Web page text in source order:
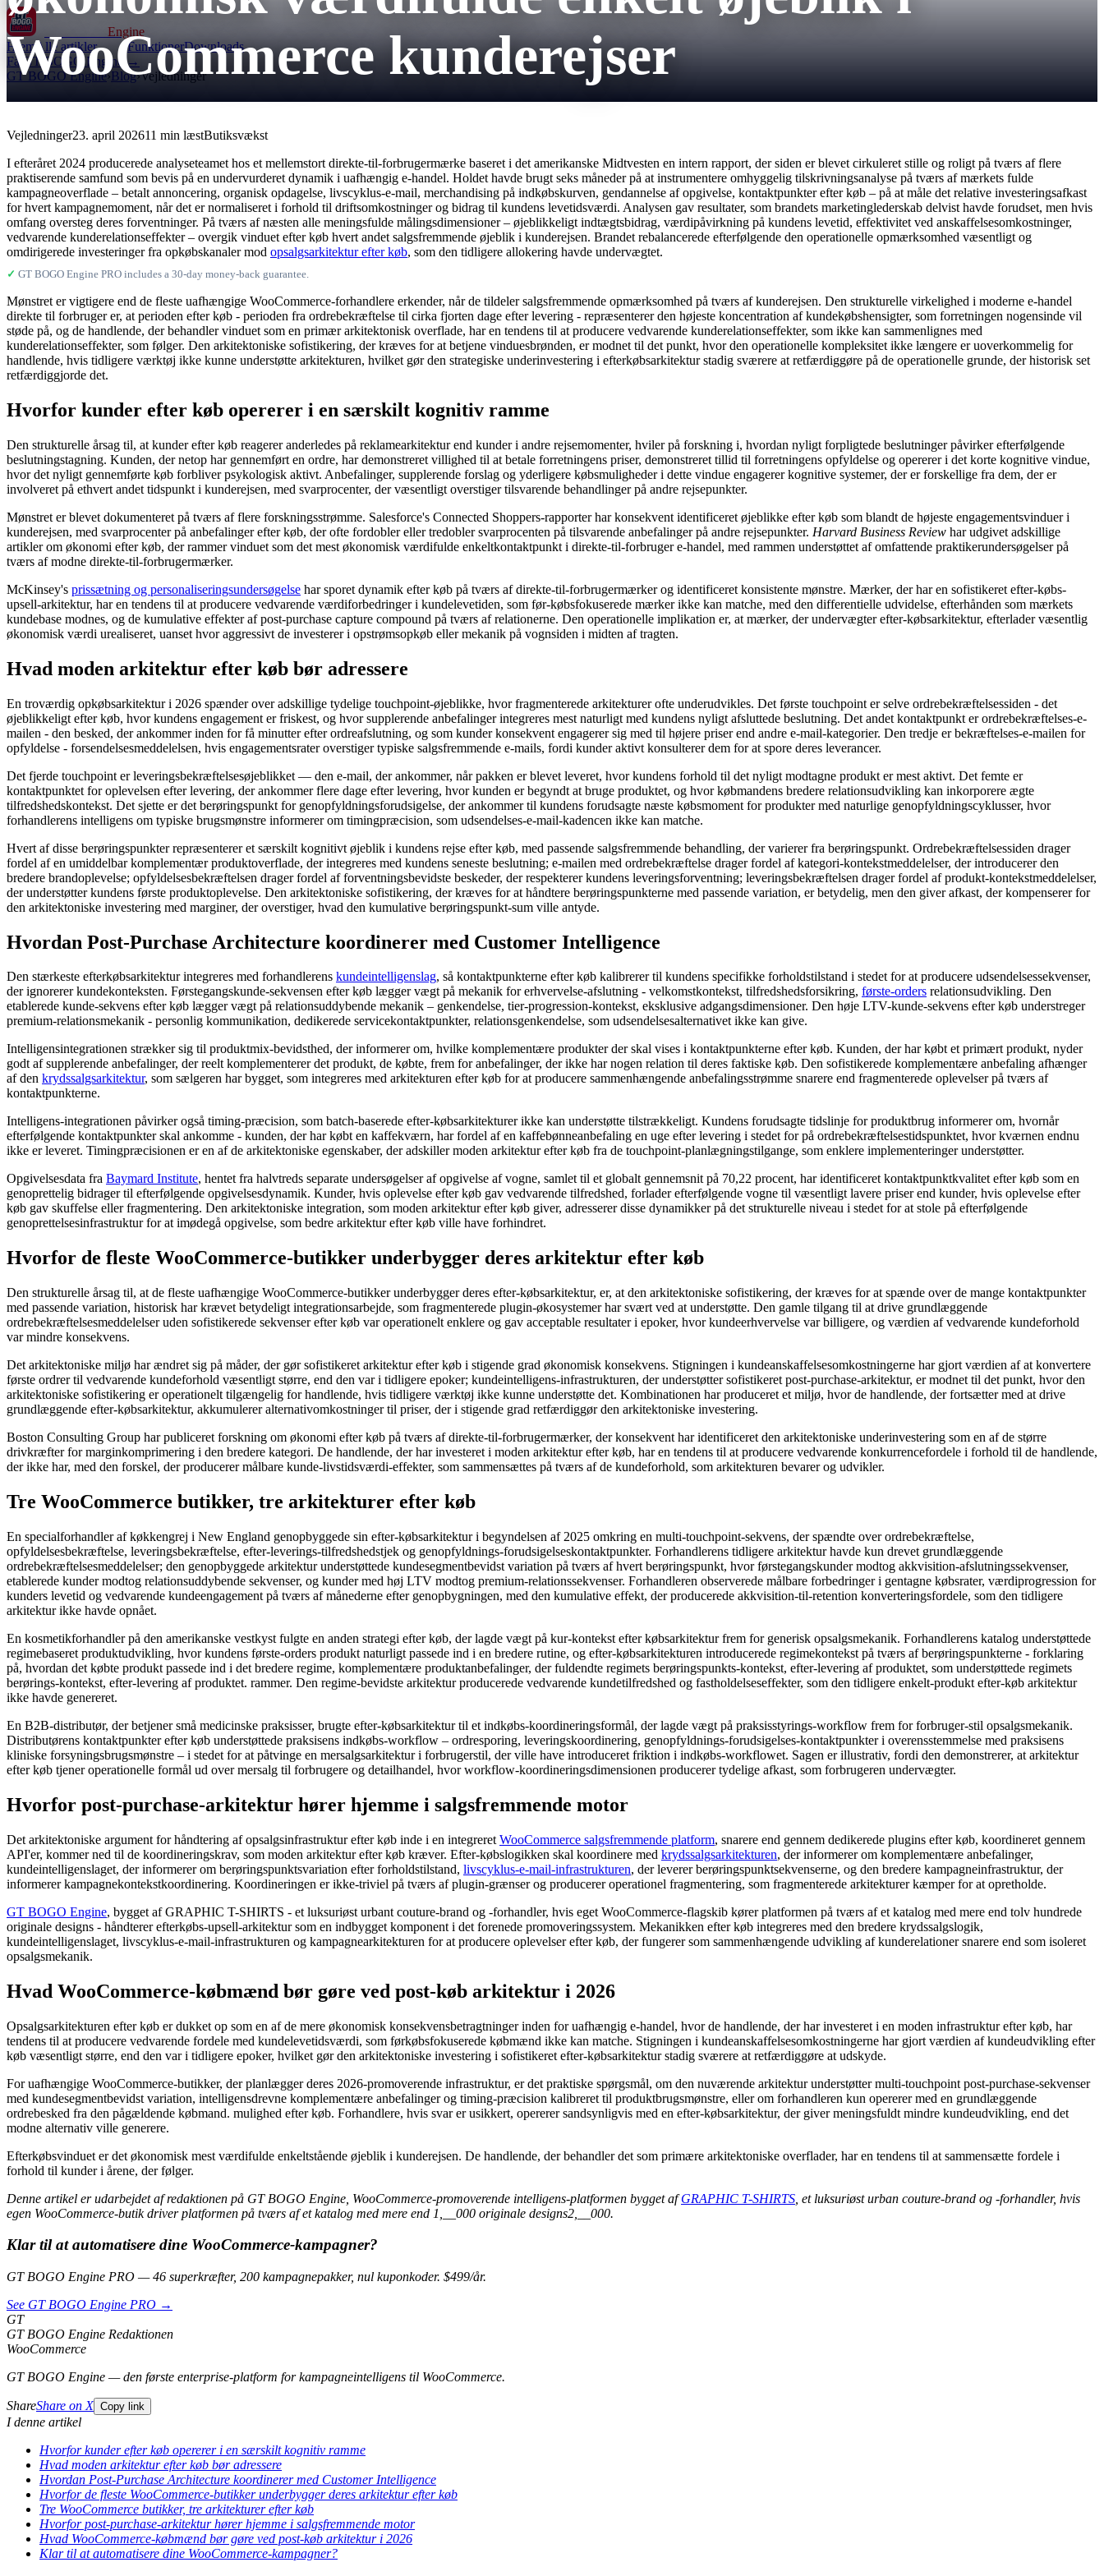
Engine
Hjem Alle artikler FunktionerDownloads
Få GT BOGO Engine →
GT BOGO Engine›Blog›Vejledninger
WooCommerce kunderejser
Vejledninger23. april 202611 min læstButiksvækst
I efteråret 2024 producerede analyseteamet hos et mellemstort direkte-til-forbrugermærke baseret i det amerikanske Midtvesten en intern rapport, der siden er blevet cirkuleret stille og roligt på tværs af flere
praktiserende samfund som bevis på en undervurderet dynamik i uafhængig e-handel. Holdet havde brugt seks måneder på at instrumentere omhyggelig tilskrivningsanalyse på tværs af mærkets fulde
kampagneoverflade – betalt annoncering, organisk opdagelse, livscyklus-e-mail, merchandising på indkøbskurven, gendannelse af opgivelse, kontaktpunkter efter køb – på at måle det relative investeringsafkast
for hvert kampagnemoment, når det er normaliseret i forhold til driftsomkostninger og bidrag til kundens levetidsværdi. Analysen gav resultater, som brandets marketinglederskab delvist havde forudset, men hvis
omfang oversteg deres forventninger. På tværs af næsten alle meningsfulde målingsdimensioner – øjeblikkeligt indtægtsbidrag, værdipåvirkning på kundens levetid, effektivitet ved anskaffelsesomkostninger,
vedvarende kunderelationseffekter – overgik vinduet efter køb hvert andet salgsfremmende øjeblik i kunderejsen. Brandet rebalancerede efterfølgende den operationelle opmærksomhed væsentligt og
omdirigerede investeringer fra opkøbskanaler mod opsalgsarkitektur efter køb, som den tidligere allokering havde undervægtet.
✓ GT BOGO Engine PRO includes a 30-day money-back guarantee.
Mønstret er vigtigere end de fleste uafhængige WooCommerce-forhandlere erkender, når de tildeler salgsfremmende opmærksomhed på tværs af kunderejsen. Den strukturelle virkelighed i moderne e-handel
direkte til forbruger er, at perioden efter køb - perioden fra ordrebekræftelse til cirka fjorten dage efter levering - repræsenterer den højeste koncentration af kundekøbshensigter, som forretningen nogensinde vil
støde på, og de handlende, der behandler vinduet som en primær arkitektonisk overflade, har en tendens til at producere vedvarende kunderelationseffekter, som ikke kan sammenlignes med
kunderelationseffekter, som følger. Den arkitektoniske sofistikering, der kræves for at betjene vinduesbrønden, er modnet til det punkt, hvor den operationelle kompleksitet ikke længere er uoverkommelig for
handlende, hvis tidligere værktøj ikke kunne understøtte arkitekturen, hvilket gør den strategiske underinvestering i efterkøbsarkitektur stadig sværere at retfærdiggøre på de operationelle grunde, der historisk set
retfærdiggjorde det.
Hvorfor kunder efter køb opererer i en særskilt kognitiv ramme
Den strukturelle årsag til, at kunder efter køb reagerer anderledes på reklamearkitektur end kunder i andre rejsemomenter, hviler på forskning i, hvordan nyligt forpligtede beslutninger påvirker efterfølgende
beslutningstagning. Kunden, der netop har gennemført en ordre, har demonstreret villighed til at betale forretningens priser, demonstreret tillid til forretningens opfyldelse og opererer i det korte kognitive vindue,
hvor det nyligt gennemførte køb forbliver psykologisk aktivt. Anbefalinger, supplerende forslag og yderligere købsmuligheder i dette vindue engagerer kognitive systemer, der er forskellige fra dem, der er
involveret på ethvert andet tidspunkt i kunderejsen, med svarprocenter, der væsentligt overstiger tilsvarende behandlinger på andre rejsepunkter.
Mønstret er blevet dokumenteret på tværs af flere forskningsstrømme. Salesforce's Connected Shoppers-rapporter har konsekvent identificeret øjeblikke efter køb som blandt de højeste engagementsvinduer i
kunderejsen, med svarprocenter på anbefalinger efter køb, der ofte fordobler eller tredobler svarprocenten på tilsvarende anbefalinger på andre rejsepunkter. Harvard Business Review har udgivet adskillige
artikler om økonomi efter køb, der rammer vinduet som det mest økonomisk værdifulde enkeltkontaktpunkt i direkte-til-forbruger e-handel, med rammen understøttet af omfattende praktikerundersøgelser på
tværs af modne direkte-til-forbrugermærker.
McKinsey's prissætning og personaliseringsundersøgelse har sporet dynamik efter køb på tværs af direkte-til-forbrugermærker og identificeret konsistente mønstre. Mærker, der har en sofistikeret efter-købs-
upsell-arkitektur, har en tendens til at producere vedvarende værdiforbedringer i kundelevetiden, som før-købsfokuserede mærker ikke kan matche, med den differentielle udvidelse, efterhånden som mærkets
kundebase modnes, og de kumulative effekter af post-purchase capture compound på tværs af relationerne. Den operationelle implikation er, at mærker, der undervægter efter-købsarkitektur, efterlader væsentlig
økonomisk værdi urealiseret, uanset hvor aggressivt de investerer i opstrømsopkøb eller mekanik på vognsiden i midten af ​​tragten.
Hvad moden arkitektur efter køb bør adressere
En troværdig opkøbsarkitektur i 2026 spænder over adskillige tydelige touchpoint-øjeblikke, hvor fragmenterede arkitekturer ofte underudvikles. Det første touchpoint er selve ordrebekræftelsessiden - det
øjeblikkeligt efter køb, hvor kundens engagement er friskest, og hvor supplerende anbefalinger integreres mest naturligt med kundens nyligt afsluttede beslutning. Det andet kontaktpunkt er ordrebekræftelses-e-
mailen - den besked, der ankommer inden for få minutter efter ordreafslutning, og som kunder konsekvent engagerer sig med til højere priser end andre e-mail-kategorier. Den tredje er bekræftelses-e-mailen for
opfyldelse - forsendelsesmeddelelsen, hvis engagementsrater overstiger typiske salgsfremmende e-mails, fordi kunder aktivt konsulterer dem for at spore deres leverancer.
Det fjerde touchpoint er leveringsbekræftelsesøjeblikket — den e-mail, der ankommer, når pakken er blevet leveret, hvor kundens forhold til det nyligt modtagne produkt er mest aktivt. Det femte er
kontaktpunktet for oplevelsen efter levering, der ankommer flere dage efter levering, hvor kunden er begyndt at bruge produktet, og hvor købmandens bredere relationsudvikling kan inkorporere ægte
tilfredshedskontekst. Det sjette er det berøringspunkt for genopfyldningsforudsigelse, der ankommer til kundens forudsagte næste købsmoment for produkter med naturlige genopfyldningscyklusser, hvor
forhandlerens intelligens om typiske brugsmønstre informerer om timingpræcision, som udsendelses-e-mail-kadencen ikke kan matche.
Hvert af disse berøringspunkter repræsenterer et særskilt kognitivt øjeblik i kundens rejse efter køb, med passende salgsfremmende behandling, der varierer fra berøringspunkt. Ordrebekræftelsessiden drager
fordel af en umiddelbar komplementær produktoverflade, der integreres med kundens seneste beslutning; e-mailen med ordrebekræftelse drager fordel af kategori-kontekstmeddelelser, der introducerer den
bredere brandoplevelse; opfyldelsesbekræftelsen drager fordel af forventningsbevidste beskeder, der respekterer kundens leveringsforventning; leveringsbekræftelsen drager fordel af produkt-kontekstmeddelelser,
der understøtter kundens første produktoplevelse. Den arkitektoniske sofistikering, der kræves for at håndtere berøringspunkterne med passende variation, er betydelig, men den giver afkast, der kompenserer for
den arkitektoniske investering med marginer, der overstiger, hvad den kumulative berøringspunkt-sum ville antyde.
Hvordan Post-Purchase Architecture koordinerer med Customer Intelligence
Den stærkeste efterkøbsarkitektur integreres med forhandlerens kundeintelligenslag, så kontaktpunkterne efter køb kalibrerer til kundens specifikke forholdstilstand i stedet for at producere udsendelsessekvenser,
der ignorerer kundekonteksten. Førstegangskunde-sekvensen efter køb lægger vægt på mekanik for erhvervelse-afslutning - velkomstkontekst, tilfredshedsforsikring, første-orders relationsudvikling. Den
etablerede kunde-sekvens efter køb lægger vægt på relationsuddybende mekanik – genkendelse, tier-progression-kontekst, eksklusive adgangsdimensioner. Den høje LTV-kunde-sekvens efter køb understreger
premium-relationsmekanik - personlig kommunikation, dedikerede servicekontaktpunkter, relationsgenkendelse, som udsendelsesalternativet ikke kan give.
Intelligensintegrationen strækker sig til produktmix-bevidsthed, der informerer om, hvilke komplementære produkter der skal vises i kontaktpunkterne efter køb. Kunden, der har købt et primært produkt, nyder
godt af supplerende anbefalinger, der reelt komplementerer det produkt, de købte, frem for anbefalinger, der ikke har nogen relation til deres faktiske køb. Den sofistikerede komplementære anbefaling afhænger
af den krydssalgsarkitektur, som sælgeren har bygget, som integreres med arkitekturen efter køb for at producere sammenhængende anbefalingsstrømme snarere end fragmenterede oplevelser på tværs af
kontaktpunkterne.
Intelligens-integrationen påvirker også timing-præcision, som batch-baserede efter-købsarkitekturer ikke kan understøtte tilstrækkeligt. Kundens forudsagte tidslinje for produktbrug informerer om, hvornår
efterfølgende kontaktpunkter skal ankomme - kunden, der har købt en kaffekværn, har fordel af en kaffebønneanbefaling en uge efter levering i stedet for på ordrebekræftelsestidspunktet, hvor kværnen endnu
ikke er leveret. Timingpræcisionen er en af ​​de arkitektoniske egenskaber, der adskiller moden arkitektur efter køb fra de touchpoint-planlægningstilgange, som enklere implementeringer understøtter.
Opgivelsesdata fra Baymard Institute, hentet fra halvtreds separate undersøgelser af opgivelse af vogne, samlet til et globalt gennemsnit på 70,22 procent, har identificeret kontaktpunktkvalitet efter køb som en
genoprettelig bidrager til efterfølgende opgivelsesdynamik. Kunder, hvis oplevelse efter køb gav vedvarende tilfredshed, forlader efterfølgende vogne til væsentligt lavere priser end kunder, hvis oplevelse efter
køb gav skuffelse eller fragmentering. Den arkitektoniske integration, som moden arkitektur efter køb giver, adresserer disse dynamikker på det strukturelle niveau i stedet for at stole på efterfølgende
genoprettelsesinfrastruktur for at imødegå opgivelse, som bedre arkitektur efter køb ville have forhindret.
Hvorfor de fleste WooCommerce-butikker underbygger deres arkitektur efter køb
Den strukturelle årsag til, at de fleste uafhængige WooCommerce-butikker underbygger deres efter-købsarkitektur, er, at den arkitektoniske sofistikering, der kræves for at spænde over de mange kontaktpunkter
med passende variation, historisk har krævet betydeligt integrationsarbejde, som fragmenterede plugin-økosystemer har svært ved at understøtte. Den gamle tilgang til at drive grundlæggende
ordrebekræftelsesmeddelelser uden sofistikerede sekvenser efter køb var operationelt enklere og gav acceptable resultater i epoker, hvor kundeerhvervelse var billigere, og værdien af ​​vedvarende kundeforhold
var mindre konsekvens.
Det arkitektoniske miljø har ændret sig på måder, der gør sofistikeret arkitektur efter køb i stigende grad økonomisk konsekvens. Stigningen i kundeanskaffelsesomkostningerne har gjort værdien af ​​at konvertere
første ordrer til vedvarende kundeforhold væsentligt større, end den var i tidligere epoker; kundeintelligens-infrastrukturen, der understøtter sofistikeret post-purchase-arkitektur, er modnet til det punkt, hvor den
arkitektoniske sofistikering er operationelt tilgængelig for handlende, hvis tidligere værktøj ikke kunne understøtte det. Kombinationen har produceret et miljø, hvor de handlende, der fortsætter med at drive
grundlæggende efter-købsarkitektur, akkumulerer alternativomkostninger til priser, der i stigende grad retfærdiggør den arkitektoniske investering.
Boston Consulting Group har publiceret forskning om økonomi efter køb på tværs af direkte-til-forbrugermærker, der konsekvent har identificeret den arkitektoniske underinvestering som en af ​​de større
drivkræfter for marginkomprimering i den bredere kategori. De handlende, der har investeret i moden arkitektur efter køb, har en tendens til at producere vedvarende konkurrencefordele i forhold til de handlende,
der ikke har, med den forskel, der producerer målbare kunde-livstidsværdi-effekter, som sammensættes på tværs af de kundeforhold, som arkitekturen bevarer og udvikler.
Tre WooCommerce butikker, tre arkitekturer efter køb
En specialforhandler af køkkengrej i New England genopbyggede sin efter-købsarkitektur i begyndelsen af ​​2025 omkring en multi-touchpoint-sekvens, der spændte over ordrebekræftelse,
opfyldelsesbekræftelse, leveringsbekræftelse, efter-leverings-tilfredshedstjek og genopfyldnings-forudsigelseskontaktpunkter. Forhandlerens tidligere arkitektur havde kun drevet grundlæggende
ordrebekræftelsesmeddelelser; den genopbyggede arkitektur understøttede kundesegmentbevidst variation på tværs af hvert berøringspunkt, hvor førstegangskunder modtog akkvisition-afslutningssekvenser,
etablerede kunder modtog relationsuddybende sekvenser, og kunder med høj LTV modtog premium-relationssekvenser. Forhandleren observerede målbare forbedringer i gentagne købsrater, værdiprogression for
kunders levetid og vedvarende kundeengagement på tværs af månederne efter genopbygningen, med den kumulative effekt, der producerede akkvisition-til-retention konverteringsfordele, som den tidligere
arkitektur ikke havde opnået.
En kosmetikforhandler på den amerikanske vestkyst fulgte en anden strategi efter køb, der lagde vægt på kur-kontekst efter købsarkitektur frem for generisk opsalgsmekanik. Forhandlerens katalog understøttede
regimebaseret produktudvikling, hvor kundens første-orders produkt naturligt passede ind i en bredere rutine, og efter-købsarkitekturen introducerede regimekontekst på tværs af berøringspunkterne - forklaring
på, hvordan det købte produkt passede ind i det bredere regime, komplementære produktanbefalinger, der fuldendte regimets berøringspunkts-kontekst, efter-levering af produktet, som understøttede regimets
berørings-kontekst, efter-levering af produktet. rammer. Den regime-bevidste arkitektur producerede vedvarende kundetilfredshed og fastholdelseseffekter, som den tidligere enkelt-produkt efter-køb arkitektur
ikke havde genereret.
En B2B-distributør, der betjener små medicinske praksisser, brugte efter-købsarkitektur til et indkøbs-koordineringsformål, der lagde vægt på praksisstyrings-workflow frem for forbruger-stil opsalgsmekanik.
Distributørens kontaktpunkter efter køb understøttede praksisens indkøbs-workflow – ordresporing, leveringskoordinering, genopfyldnings-forudsigelses-kontaktpunkter i overensstemmelse med praksisens
kliniske forsyningsbrugsmønstre – i stedet for at påtvinge en mersalgsarkitektur i forbrugerstil, der ville have introduceret friktion i indkøbs-workflowet. Sagen er illustrativ, fordi den demonstrerer, at arkitektur
efter køb tjener operationelle formål ud over mersalg til forbrugere og detailhandel, hvor workflow-koordineringsdimensionen producerer tydelige afkast, som forbrugeren undervægter.
Hvorfor post-purchase-arkitektur hører hjemme i salgsfremmende motor
Det arkitektoniske argument for håndtering af opsalgsinfrastruktur efter køb inde i en integreret WooCommerce salgsfremmende platform, snarere end gennem dedikerede plugins efter køb, koordineret gennem
API'er, kommer ned til de koordineringskrav, som moden arkitektur efter køb kræver. Efter-købslogikken skal koordinere med krydssalgsarkitekturen, der informerer om komplementære anbefalinger,
kundeintelligenslaget, der informerer om berøringspunktsvariation efter forholdstilstand, livscyklus-e-mail-infrastrukturen, der leverer berøringspunktsekvenserne, og den bredere kampagneinfrastruktur, der
informerer kampagnekontekstkoordinering. Koordineringen er ikke-triviel på tværs af plugin-grænser og producerer operationel fragmentering, som fragmenterede arkitekturer kæmper for at opretholde.
GT BOGO Engine, bygget af GRAPHIC T-SHIRTS - et luksuriøst urbant couture-brand og -forhandler, hvis eget WooCommerce-flagskib kører platformen på tværs af et katalog med mere end tolv hundrede
originale designs - håndterer efterkøbs-upsell-arkitektur som en indbygget komponent i det forenede promoveringssystem. Mekanikken efter køb integreres med den bredere krydssalgslogik,
kundeintelligenslaget, livscyklus-e-mail-infrastrukturen og kampagnearkitekturen for at producere oplevelser efter køb, der fungerer som sammenhængende udvikling af kunderelationer snarere end som isoleret
opsalgsmekanik.
Hvad WooCommerce-købmænd bør gøre ved post-køb arkitektur i 2026
Opsalgsarkitekturen efter køb er dukket op som en af ​​de mere økonomisk konsekvensbetragtninger inden for uafhængig e-handel, hvor de handlende, der har investeret i en moden infrastruktur efter køb, har
tendens til at producere vedvarende fordele med kundelevetidsværdi, som førkøbsfokuserede købmænd ikke kan matche. Stigningen i kundeanskaffelsesomkostningerne har gjort værdien af ​​kundeudvikling efter
køb væsentligt større, end den var i tidligere epoker, hvilket gør den arkitektoniske investering i sofistikeret efter-købsarkitektur stadig sværere at retfærdiggøre at udskyde.
For uafhængige WooCommerce-butikker, der planlægger deres 2026-promoverende infrastruktur, er det praktiske spørgsmål, om den nuværende arkitektur understøtter multi-touchpoint post-purchase-sekvenser
med kundesegmentbevidst variation, intelligensdrevne komplementære anbefalinger og timing-præcision kalibreret til produktbrugsmønstre, eller om forhandleren kun opererer med en grundlæggende
ordrebesked fra den pågældende købmand. mulighed efter køb. Forhandlere, hvis svar er usikkert, opererer sandsynligvis med en efter-købsarkitektur, der giver meningsfuldt mindre kundeudvikling, end det
modne alternativ ville generere.
Efterkøbsvinduet er det økonomisk mest værdifulde enkeltstående øjeblik i kunderejsen. De handlende, der behandler det som primære arkitektoniske overflader, har en tendens til at sammensætte fordele i
forhold til kunder i årene, der følger.
Denne artikel er udarbejdet af redaktionen på GT BOGO Engine, WooCommerce-promoverende intelligens-platformen bygget afGRAPHIC T-SHIRTS , et luksuriøst urban couture-brand og -forhandler, hvis
egen WooCommerce-butik driver platformen på tværs af et katalog med mere end 1,__000 originale designs2,__000.
Klar til at automatisere dine WooCommerce-kampagner?
GT BOGO Engine PRO — 46 superkræfter, 200 kampagnepakker, nul kuponkoder. $499/år.
See GT BOGO Engine PRO →
GT
GT BOGO Engine Redaktionen
WooCommerce
GT BOGO Engine — den første enterprise-platform for kampagneintelligens til WooCommerce.
ShareShare on X Copy link
I denne artikel
Hvorfor kunder efter køb opererer i en særskilt kognitiv ramme
Hvad moden arkitektur efter køb bør adressere
Hvordan Post-Purchase Architecture koordinerer med Customer Intelligence
Hvorfor de fleste WooCommerce-butikker underbygger deres arkitektur efter køb
Tre WooCommerce butikker, tre arkitekturer efter køb
Hvorfor post-purchase-arkitektur hører hjemme i salgsfremmende motor
Hvad WooCommerce-købmænd bør gøre ved post-køb arkitektur i 2026
Klar til at automatisere dine WooCommerce-kampagner?